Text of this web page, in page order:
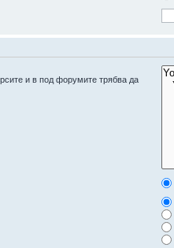
и в под форумите трябва да